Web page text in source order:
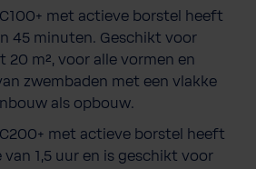
met actieve borstel heeft
45 minuten. Geschikt voor
20 m², voor alle vormen en
zwembaden met een vlakke
als opbouw.
met actieve borstel heeft
1,5 uur en is geschikt voor